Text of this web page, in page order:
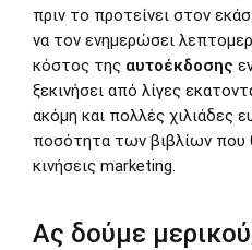
πριν το προτείνει στον
να τον ενημερώσει
κόστος της αυτοέκδοσης
ξεκινήσει από λίγες
ακόμη και πολλές χιλιάδες
ποσότητα των βιβλίων που
κινήσεις marketing.
Ας δούμε